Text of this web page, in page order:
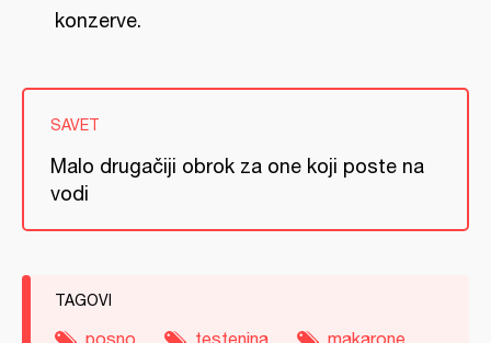
konzerve.
SAVET
Malo drugačiji obrok za one koji poste na
vodi
TAGOVI
posno testenina
makarone